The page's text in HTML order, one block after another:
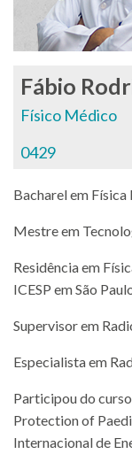
Fábio
Físico Médico
0429
Bacharel em Física
Mestre em
Residência em
ICESP em São
Supervisor em
Especialista em
Participou do
Protection of
Internacional de